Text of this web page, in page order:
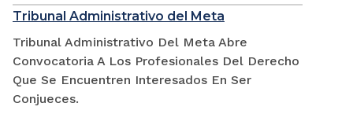
Tribunal Administrativo del Meta
Tribunal Administrativo Del Meta Abre
Convocatoria A Los Profesionales Del Derecho
Que Se Encuentren Interesados En Ser
Conjueces.